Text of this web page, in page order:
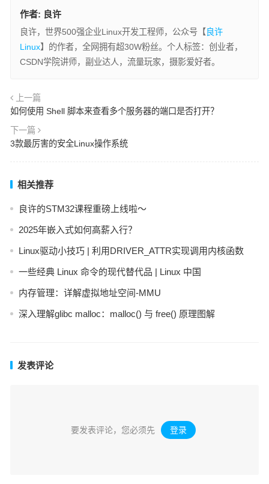
作者: 良许
良许，世界500强企业Linux开发工程师，公众号【 良许
Linux】的作者，全网拥有超30W粉丝。个人标签：创业者，
CSDN学院讲师，副业达人，流量玩家，摄影爱好者。
上一篇
如何使用 Shell 脚本来查看多个服务器的端口是否打开？
下一篇
3款最厉害的安全Linux操作系统
相关推荐
良许的STM32课程重磅上线啦～
2025年嵌入式如何高薪入行？
Linux驱动小技巧 | 利用DRIVER_ATTR实现调用内核函数
一些经典 Linux 命令的现代替代品 | Linux 中国
内存管理：详解虚拟地址空间-MMU
深入理解glibc malloc：malloc() 与 free() 原理图解
发表评论
要发表评论，您必须先 登录 。